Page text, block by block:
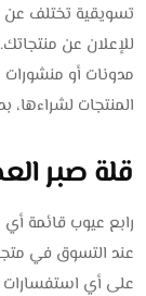
تسويقية تختلف عن
للإعلان عن
مدونات أو
المنتجات لشراءها،
قلة صبر
رابع عيوب قائمة أي
عند التسوق في
على أي استفسارات